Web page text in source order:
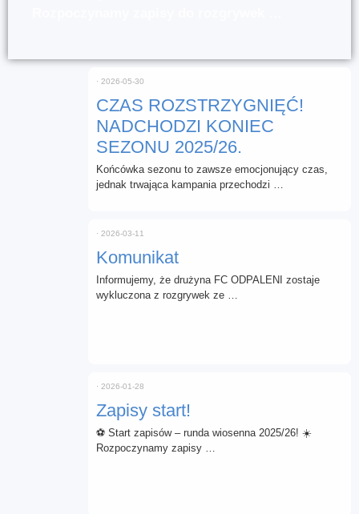
CZAS ROZSTRZYGNIĘĆ!
NADCHODZI KONIEC
SEZONU 2025/26.
⋅ 2026-05-30
Końcówka sezonu to zawsze emocjonujący czas,
jednak trwająca kampania przechodzi …
Komunikat
⋅ 2026-03-11
Informujemy, że drużyna FC ODPALENI zostaje
wykluczona z rozgrywek ze …
Zapisy start!
⋅ 2026-01-28
⚽ Start zapisów – runda wiosenna 2025/26! ☀️
Rozpoczynamy zapisy …